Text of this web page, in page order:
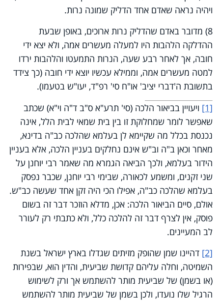
ויהיה נראה שאדם אחד הדליק שמונה נרות.
8) מדובר באדם שהדליק נרות ארוכים, באופן שבעת
ההדלקה הלהבות היו למעלה מעשרים אמה, ולא יצא ידי
חובה, אך לאחר רבע שעה, הנרות התמעטו והלהבות ירדו
למטה מעשרים אמה, וממילא עכשיו יוצא ידי חובה (כך צידד
בתשובת ה'דברי יציב' או"ח סי' רפ"ד, יעו"ש בטעמו).
[1] ויעויין בביאור הלכה (סי' תרע"א ס"ב ד"ה וי"א) שכתב
שאפשר לומר שמחלוקת זו בין בית שמאי לבית הלל, אינה
נכנסת בכלל מה שקיימא לן בעלמא שהלכה כב"ה בדינא,
מאחר וכאן ב"ה וב"ש אינם נחלקים בעניין הלכה, אלא בעניין
הידור בעלמא, ולכך הביאה הגמרא מה שאמר רבי יוחנן על
שני זקנים, ומשמע לכאורה, שבימי רבי יוחנן, שכבר נפסק
בעלמא שהלכה כב"ה, אפילו הכי היה זקן אחד שעשה כב"ש.
אולם, סיים הביאור הלכה: אכן, מדלא הוזכר דבר זה בשום
פוסק, אין לצרף דבר זה להלכה כלל, ולא כתבתי רק לעורר
לב המעיינים.
[2] דהיינו שמן שהופק מזיתים שגדלו בארץ ישראל בשנת
השמיטה, וחלה עליהם קדושת שביעית, והדין הוא, שבפירות
(או בשמן) של שביעית מותר להשתמש אך ורק לשימוש
הרגיל שלו נועדו, ולכן בשמן של שביעית מותר להשתמש